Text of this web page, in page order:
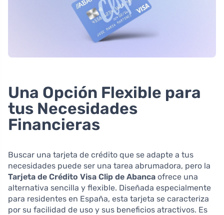
Una Opción Flexible para
tus Necesidades
Financieras
Buscar una tarjeta de crédito que se adapte a tus
necesidades puede ser una tarea abrumadora, pero la
Tarjeta de Crédito Visa Clip de Abanca ofrece una
alternativa sencilla y flexible. Diseñada especialmente
para residentes en España, esta tarjeta se caracteriza
por su facilidad de uso y sus beneficios atractivos. Es